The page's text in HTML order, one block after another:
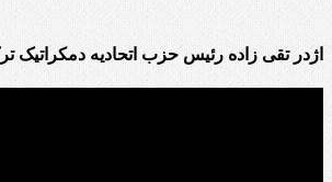
اژدر تقی زاده رئیس حزب اتحادیه دمکراتیک